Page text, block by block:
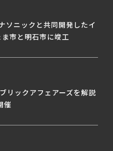
ニックと共同開発したイ
市と明石市に竣工
リックアフェアーズを解説
催